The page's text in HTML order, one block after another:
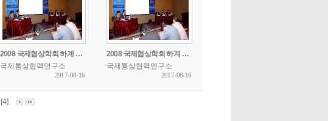
2008 국제협상학회 하계 학술세미나
국제통상협력연구소
2017-08-16
2008 국제협상학회 하계 학술세미나
국제통상협력연구소
2017-08-16
[4]